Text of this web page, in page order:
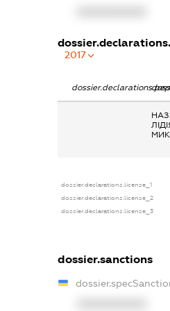
2017
dossier.declarations.license_1
dossier.declarations.license_2
dossier.declarations.license_3
dossier.sanctions